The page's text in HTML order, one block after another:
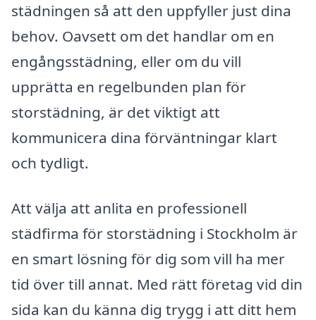
städningen så att den uppfyller just dina
behov. Oavsett om det handlar om en
engångsstädning, eller om du vill
upprätta en regelbunden plan för
storstädning, är det viktigt att
kommunicera dina förväntningar klart
och tydligt.
Att välja att anlita en professionell
städfirma för storstädning i Stockholm är
en smart lösning för dig som vill ha mer
tid över till annat. Med rätt företag vid din
sida kan du känna dig trygg i att ditt hem